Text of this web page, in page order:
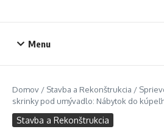
Menu
Domov / Stavba a Rekonštrukcia /
skrinky pod umývadlo: Nábytok do
Stavba a Rekonštrukcia